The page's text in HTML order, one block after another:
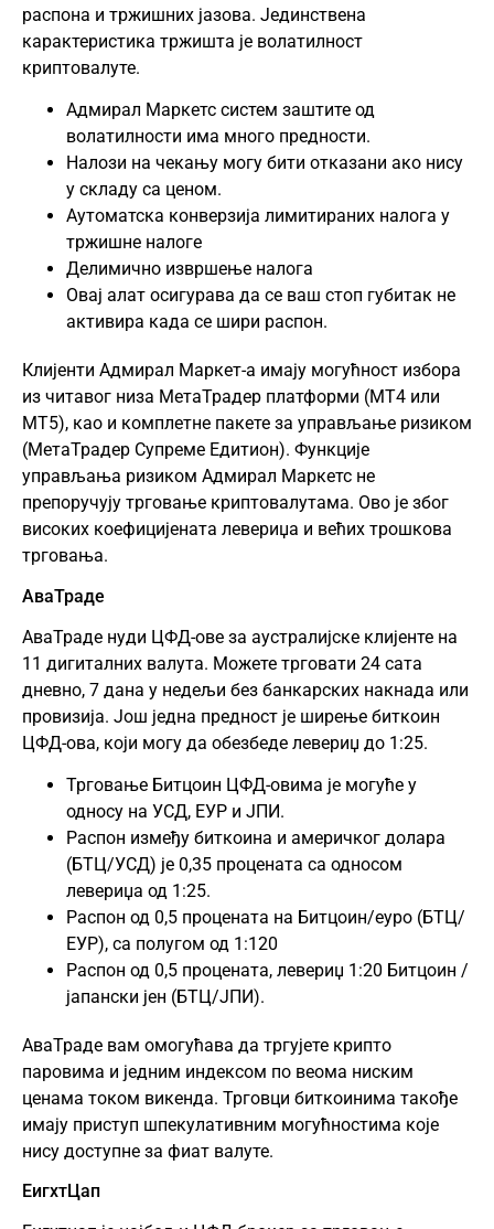
распона и тржишних јазова. Јединствена
карактеристика тржишта је волатилност
криптовалуте.
Адмирал Маркетс систем заштите од
волатилности има много предности.
Налози на чекању могу бити отказани ако нису
у складу са ценом.
Аутоматска конверзија лимитираних налога у
тржишне налоге
Делимично извршење налога
Овај алат осигурава да се ваш стоп губитак не
активира када се шири распон.
Клијенти Адмирал Маркет-а имају могућност избора
из читавог низа МетаТрадер платформи (МТ4 или
МТ5), као и комплетне пакете за управљање ризиком
(МетаТрадер Супреме Едитион). Функције
управљања ризиком Адмирал Маркетс не
препоручују трговање криптовалутама. Ово је због
високих коефицијената левериџа и већих трошкова
трговања.
АваТраде
АваТраде нуди ЦФД-ове за аустралијске клијенте на
11 дигиталних валута. Можете трговати 24 сата
дневно, 7 дана у недељи без банкарских накнада или
провизија. Још једна предност је ширење биткоин
ЦФД-ова, који могу да обезбеде левериџ до 1:25.
Трговање Битцоин ЦФД-овима је могуће у
односу на УСД, ЕУР и ЈПИ.
Распон између биткоина и америчког долара
(БТЦ/УСД) је 0,35 процената са односом
левериџа од 1:25.
Распон од 0,5 процената на Битцоин/еуро (БТЦ/
ЕУР), са полугом од 1:120
Распон од 0,5 процената, левериџ 1:20 Битцоин /
јапански јен (БТЦ/ЈПИ).
АваТраде вам омогућава да тргујете крипто
паровима и једним индексом по веома ниским
ценама током викенда. Трговци биткоинима такође
имају приступ шпекулативним могућностима које
нису доступне за фиат валуте.
ЕигхтЦап